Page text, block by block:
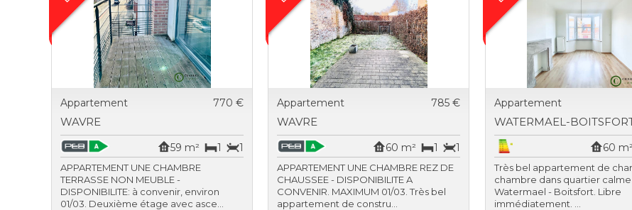
Appartement 770 €
WAVRE
1
1
59 m²
APPARTEMENT UNE CHAMBRE
TERRASSE NON MEUBLE -
DISPONIBILITE: à convenir, environ
01/03. Deuxième étage avec asce...
Appartement 785 €
WAVRE
1
1
60 m²
APPARTEMENT UNE CHAMBRE REZ DE
CHAUSSEE - DISPONIBILITE A
CONVENIR. MAXIMUM 01/03. Très bel
appartement de constru...
Appartement
WATERMAEL-
60 m²
Très bel appartement de
chambre dans quartier
Watermael - Boitsfort. Libre
immédiatement. ...